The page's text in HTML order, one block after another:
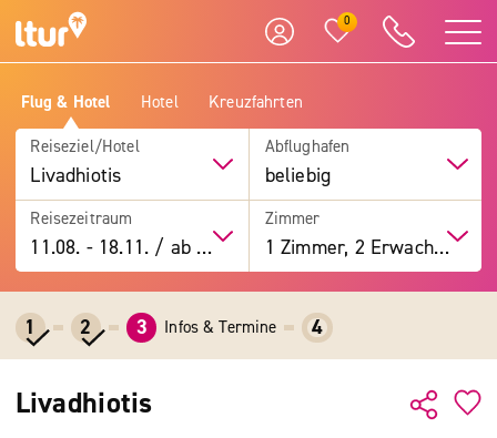
0
Flug & Hotel Hotel Kreuzfahrten
Reiseziel/Hotel
Livadhiotis
Abflughafen
beliebig
Reisezeitraum
11.08. -18.11. / ab 7 Tage
Zimmer
1 Zimmer, 2 Erwachsene
1 2 3 Infos & Termine 4
Livadhiotis